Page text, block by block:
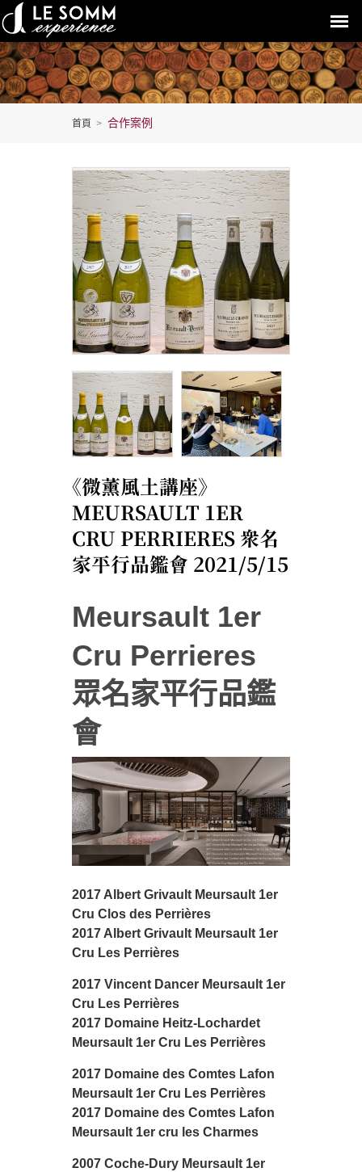
首頁 > 合作案例
《微薰風土講座》
MEURSAULT 1ER
CRU PERRIERES 眾名
家平行品鑑會 2021/5/15
Meursault 1er
Cru Perrieres
眾名家平行品鑑
會
2017 Albert Grivault Meursault 1er
Cru Clos des Perrières
2017 Albert Grivault Meursault 1er
Cru Les Perrières
2017 Vincent Dancer Meursault 1er
Cru Les Perrières
2017 Domaine Heitz-Lochardet
Meursault 1er Cru Les Perrières
2017 Domaine des Comtes Lafon
Meursault 1er Cru Les Perrières
2017 Domaine des Comtes Lafon
Meursault 1er cru les Charmes
2007 Coche-Dury Meursault 1er